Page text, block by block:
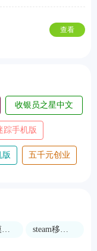
查看
房产达人2手机
赛车王国
静态换挡赛车中文
好玩的模拟建设游戏 steam移植游戏合集